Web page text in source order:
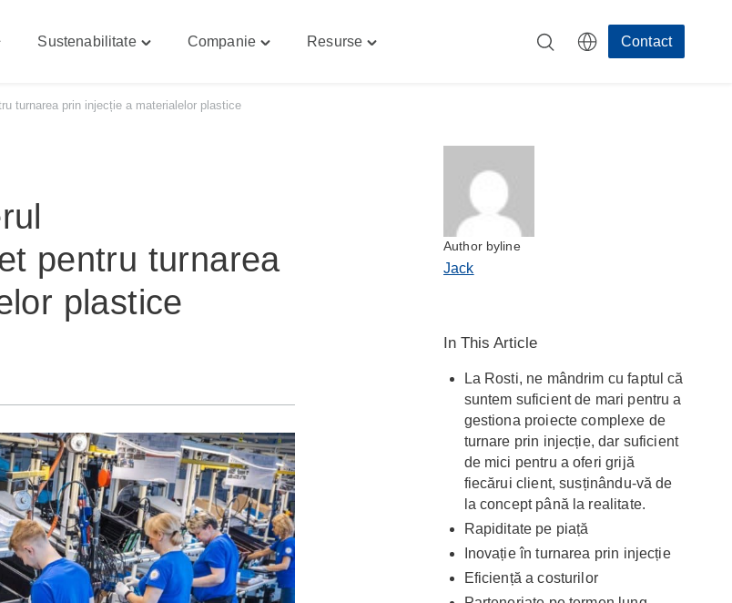
Sustenabilitate Companie Resurse Contact
turnarea prin injecție a materialelor plastice
pentru turnarea
plastice
Author byline
Jack
In This Article
La Rosti, ne mândrim cu faptul că
suntem suficient de mari pentru a
gestiona proiecte complexe de
turnare prin injecție, dar suficient
de mici pentru a oferi grijă
fiecărui client, susținându-vă de
la concept până la realitate.
Rapiditate pe piață
Inovație în turnarea prin injecție
Eficiență a costurilor